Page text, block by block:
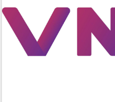
Đắk Lắk tập trung toàn lực khắc phục
tồn tại IUU, sẵn sàng làm việc với
Đoàn thanh tra EC
Chủ tịch UBND tỉnh Tạ Anh Tuấn thăm,
chúc mừng các bệnh viện nhân Ngày